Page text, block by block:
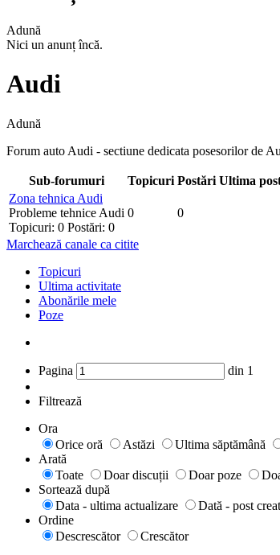
Adună
Nici un anunț încă.
Audi
Adună
Forum auto Audi - sectiune dedicata posesorilor de
Sub-forumuri Topicuri Postări Ultima
Zona tehnica Audi
Probleme tehnice Audi
Topicuri: 0 Postări: 0
0 0
Marchează canale ca citite
Topicuri
Ultima activitate
Abonările mele
Poze
Pagina din 1
Filtrează
Ora
Orice oră
Astăzi Ultima săptămână
Arată
Toate
Doar discuții Doar poze
Sortează după
Data - ultima actualizare
Dată - post creat
Ordine
Descrescător
Crescător